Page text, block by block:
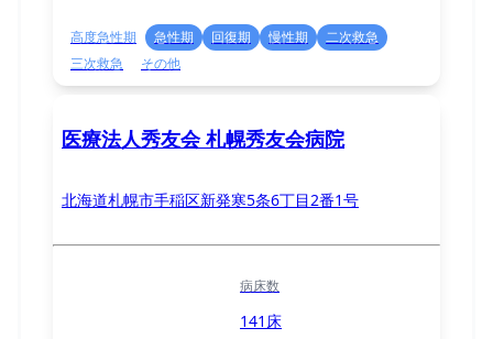
高度急性期 急性期 回復期 慢性期
二次救急
三次救急
その他
医療法人秀友会 札幌秀友会病院
北海道札幌市手稲区新発寒5条6丁目2番1号
病床数
141床